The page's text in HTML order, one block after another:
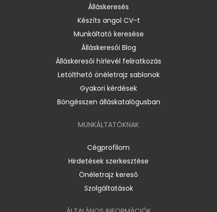
Álláskeresés
Készíts angol CV-t
Munkáltató keresése
Álláskeresői Blog
Álláskeresői hírlevél feliratkozás
Letölthető önéletrajz sablonok
Gyakori kérdések
Böngésszen álláskatalógusban
MUNKÁLTATÓKNAK
Cégprofilom
Hirdetések szerkesztése
Önéletrajz kereső
Szolgáltatások